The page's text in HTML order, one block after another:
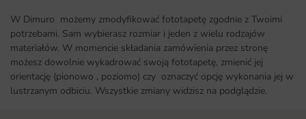
W Dimuro możemy zmodyfikować fototapetę zgodnie z Twoimi
potrzebami. Sam wybierasz rozmiar i jeden z wielu rodzajów
materiałów. W momencie składania zamówienia przez stronę
możesz dowolnie wykadrować swoją fototapetę, zmienić jej
orientację (pionowo , poziomo) czy oznaczyć opcję wykonania jej w
lustrzanym odbiciu. Wszystkie zmiany widzisz na podglądzie.